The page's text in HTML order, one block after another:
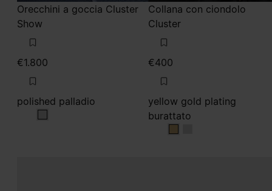
Orecchini a goccia Cluster
Show
€1.800
polished palladio
polished palladio
Collana con ciondolo
Cluster
€400
yellow gold plating
burattato
yellow gold plating